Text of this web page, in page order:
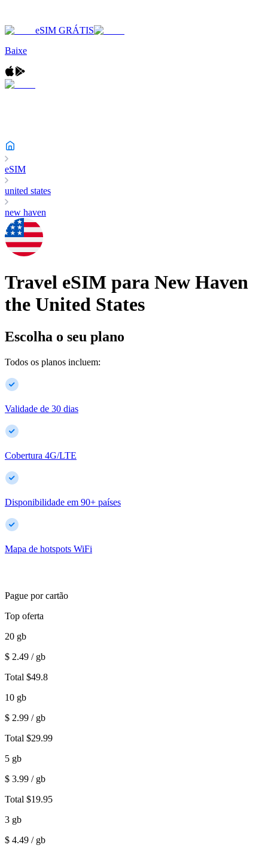
eSIM GRÁTIS
Baixe
eSIM
united states
new haven
Travel eSIM para New Haven
the United States
Escolha o seu plano
Todos os planos incluem:
Validade de 30 dias
Cobertura 4G/LTE
Disponibilidade em 90+ países
Mapa de hotspots WiFi
Pague por cartão
Top oferta
20 gb
$ 2.49 / gb
Total $49.8
10 gb
$ 2.99 / gb
Total $29.99
5 gb
$ 3.99 / gb
Total $19.95
3 gb
$ 4.49 / gb